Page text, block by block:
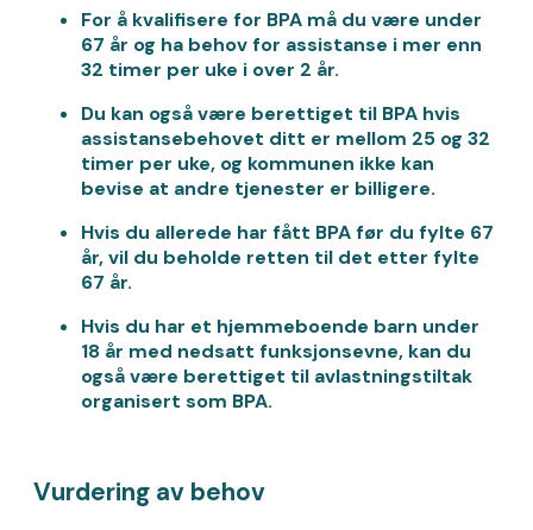
For å kvalifisere for BPA må du være under
67 år og ha behov for assistanse i mer enn
32 timer per uke i over 2 år.
Du kan også være berettiget til BPA hvis
assistansebehovet ditt er mellom 25 og 32
timer per uke, og kommunen ikke kan
bevise at andre tjenester er billigere.
Hvis du allerede har fått BPA før du fylte 67
år, vil du beholde retten til det etter fylte
67 år.
Hvis du har et hjemmeboende barn under
18 år med nedsatt funksjonsevne, kan du
også være berettiget til avlastningstiltak
organisert som BPA.
Vurdering av behov